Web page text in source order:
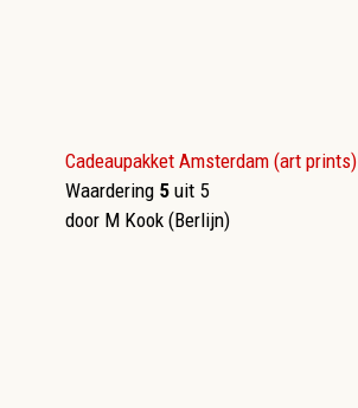
Cadeaupakket Amsterdam (art prints)
Waardering 5 uit 5
door M Kook (Berlijn)